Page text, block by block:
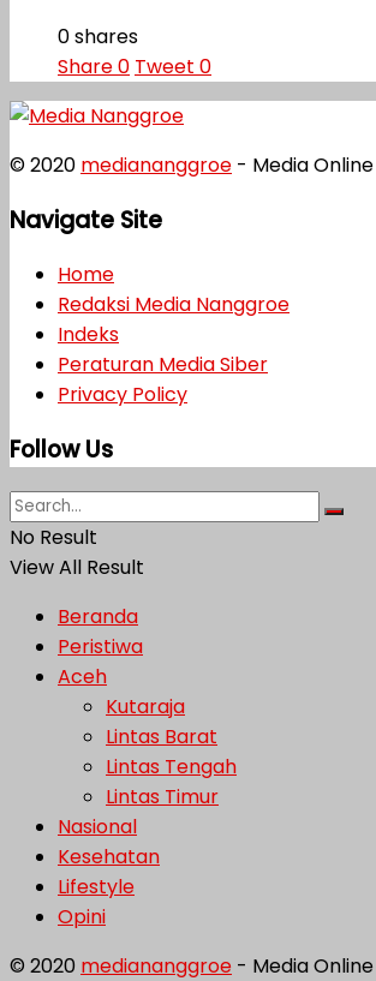
0 shares
Share0 Tweet 0
© 2020 mediananggroe - Media
Navigate Site
Home
Redaksi Media Nanggroe
Indeks
Peraturan Media Siber
Privacy Policy
Follow Us
No Result
View All Result
Beranda
Peristiwa
Aceh
Kutaraja
Lintas Barat
Lintas Tengah
Lintas Timur
Nasional
Kesehatan
Lifestyle
Opini
© 2020 mediananggroe - Media